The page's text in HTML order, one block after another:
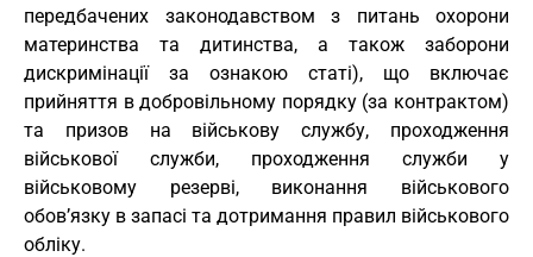
передбачених законодавством з питань охорони
материнства та дитинства, а також заборони
дискримінації за ознакою статі), що включає
прийняття в добровільному порядку (за контрактом)
та призов на військову службу, проходження
військової служби, проходження служби у
військовому резерві, виконання військового
обов’язку в запасі та дотримання правил військового
обліку.